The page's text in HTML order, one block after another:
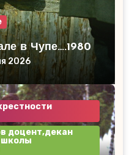
в Чупе….1980
2026
доцент,декан
школы